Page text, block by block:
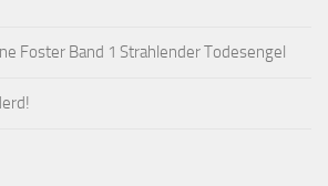
Foster Band 1 Strahlender Todesengel